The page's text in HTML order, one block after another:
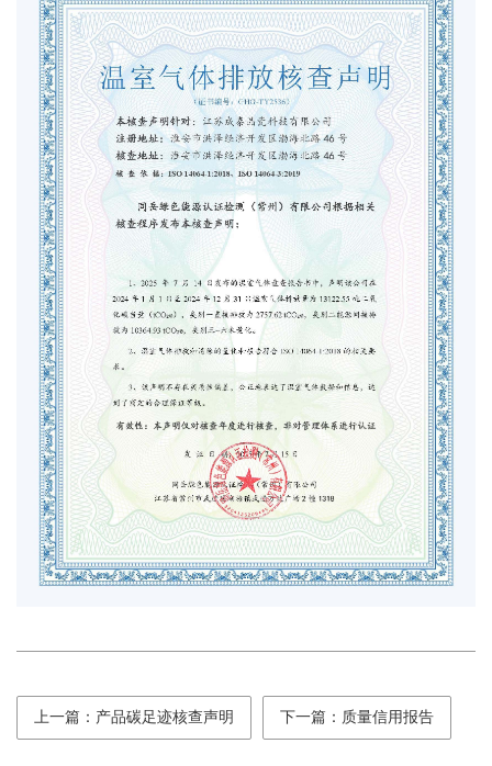
上一篇：产品碳足迹核查声明 下一篇：质量信用报告